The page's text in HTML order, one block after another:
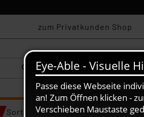
zum Privatkunden Shop
KarriereMein ELV
Sortiments-Deals